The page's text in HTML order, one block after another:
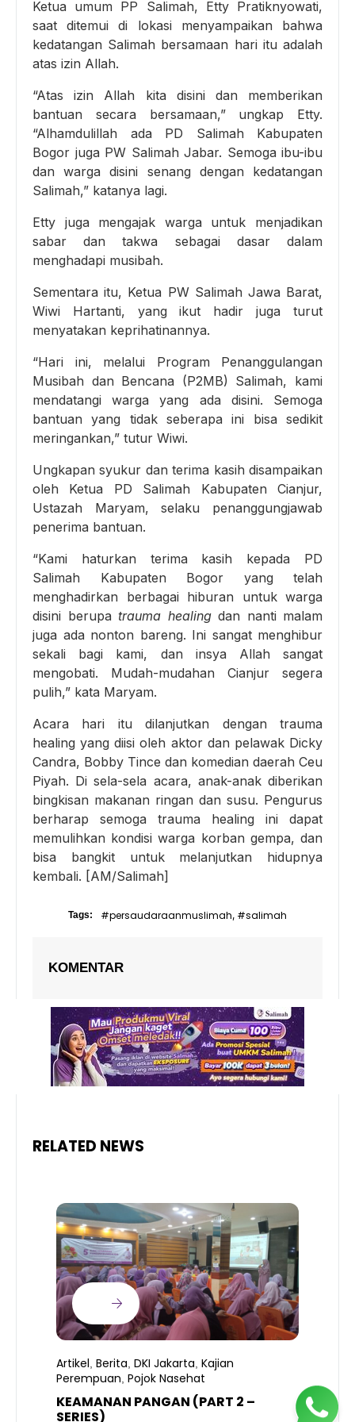
Ketua umum PP Salimah, Etty Pratiknyowati,
saat ditemui di lokasi menyampaikan bahwa
kedatangan Salimah bersamaan hari itu adalah
atas izin Allah.
“Atas izin Allah kita disini dan memberikan
bantuan secara bersamaan,” ungkap Etty.
“Alhamdulillah ada PD Salimah Kabupaten
Bogor juga PW Salimah Jabar. Semoga ibu-ibu
dan warga disini senang dengan kedatangan
Salimah,” katanya lagi.
Etty juga mengajak warga untuk menjadikan
sabar dan takwa sebagai dasar dalam
menghadapi musibah.
Sementara itu, Ketua PW Salimah Jawa Barat,
Wiwi Hartanti, yang ikut hadir juga turut
menyatakan keprihatinannya.
“Hari ini, melalui Program Penanggulangan
Musibah dan Bencana (P2MB) Salimah, kami
mendatangi warga yang ada disini. Semoga
bantuan yang tidak seberapa ini bisa sedikit
meringankan,” tutur Wiwi.
Ungkapan syukur dan terima kasih disampaikan
oleh Ketua PD Salimah Kabupaten Cianjur,
Ustazah Maryam, selaku penanggungjawab
penerima bantuan.
“Kami haturkan terima kasih kepada PD
Salimah Kabupaten Bogor yang telah
menghadirkan berbagai hiburan untuk warga
disini berupa trauma healingdan nanti malam
juga ada nonton bareng. Ini sangat menghibur
sekali bagi kami, dan insya Allah sangat
mengobati. Mudah-mudahan Cianjur segera
pulih,” kata Maryam.
Acara hari itu dilanjutkan dengan trauma
healing yang diisi oleh aktor dan pelawak Dicky
Candra, Bobby Tince dan komedian daerah Ceu
Piyah. Di sela-sela acara, anak-anak diberikan
bingkisan makanan ringan dan susu. Pengurus
berharap semoga trauma healing ini dapat
memulihkan kondisi warga korban gempa, dan
bisa bangkit untuk melanjutkan hidupnya
kembali. [AM/Salimah]
Tags: #persaudaraanmuslimah, #salimah
KOMENTAR
RELATED NEWS
Artikel Berita DKI Jakarta Kajian
Perempuan Pojok Nasehat
KEAMANAN PANGAN (PART 2 –
SERIES)